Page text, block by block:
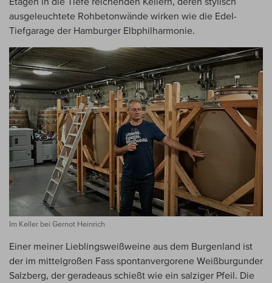
ausgeleuchtete Rohbetonwände wirken wie die Edel-
Tiefgarage der Hamburger Elbphilharmonie.
Im Keller bei Gernot Heinrich
Einer meiner Lieblingsweißweine aus dem Burgenland ist
der im mittelgroßen Fass spontanvergorene Weißburgunder
Salzberg, der geradeaus schießt wie ein salziger Pfeil. Die